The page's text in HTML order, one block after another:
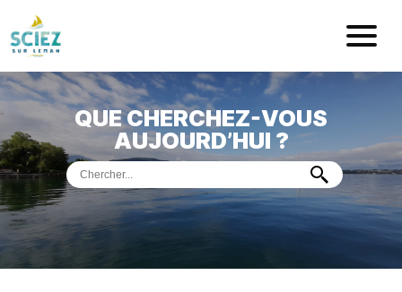
Mairie de
ACCUEIL
VOTREMAIRIE
VIEPRATIQUE
QUE CHERCHEZ-VOUS
AUJOURD’HUI ?